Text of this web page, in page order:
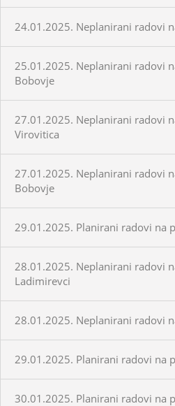
24.01.2025. Neplanirani radovi
25.01.2025. Neplanirani radovi
Bobovje
27.01.2025. Neplanirani radovi
Virovitica
27.01.2025. Neplanirani radovi
Bobovje
29.01.2025. Planirani radovi na
28.01.2025. Neplanirani radovi
Ladimirevci
28.01.2025. Neplanirani radovi
29.01.2025. Planirani radovi na
30.01.2025. Planirani radovi na